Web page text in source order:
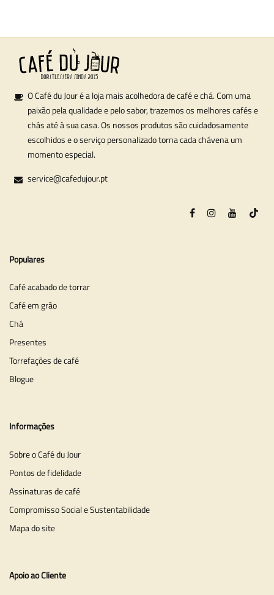
O Café du Jour é a loja mais acolhedora de café e chá. Com uma
paixão pela qualidade e pelo sabor, trazemos os melhores cafés e
chás até à sua casa. Os nossos produtos são cuidadosamente
escolhidos e o serviço personalizado torna cada chávena um
momento especial.
service@cafedujour.pt
Populares
Café acabado de torrar
Café em grão
Chá
Presentes
Torrefações de café
Blogue
Informações
Sobre o Café du Jour
Pontos de fidelidade
Assinaturas de café
Compromisso Social e Sustentabilidade
Mapa do site
Apoio ao Cliente